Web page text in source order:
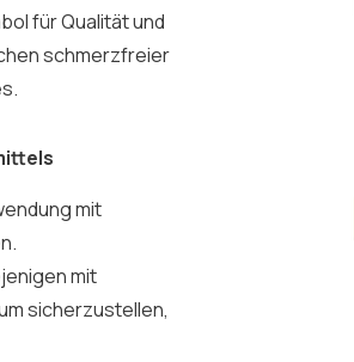
für Qualität und
schmerzfreier
mit
mit
sicherzustellen,